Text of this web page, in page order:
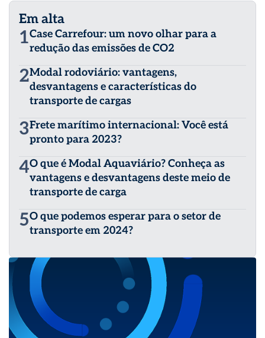
Em alta
1Case Carrefour: um novo olhar para a
redução das emissões de CO2
2Modal rodoviário: vantagens,
desvantagens e características do
transporte de cargas
3Frete marítimo internacional: Você está
pronto para 2023?
4O que é Modal Aquaviário? Conheça as
vantagens e desvantagens deste meio de
transporte de carga
5O que podemos esperar para o setor de
transporte em 2024?